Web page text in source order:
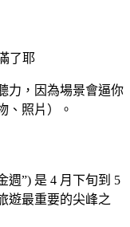
了耶
力，因為場景會逼你
、照片）。
週”) 是 4 月下旬到 5
遊最重要的尖峰之